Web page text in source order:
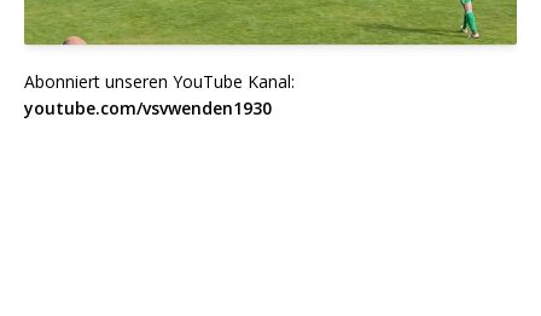
Abonniert unseren YouTube Kanal:
youtube.com/vsvwenden1930